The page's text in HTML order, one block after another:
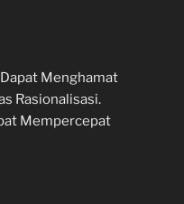
Menghamat
Rasionalisasi.
Mempercepat